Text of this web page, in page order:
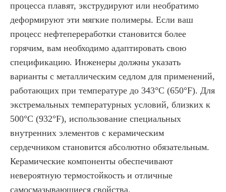
процесса плавят, экструдируют или необратимо
деформируют эти мягкие полимеры. Если ваш
процесс нефтепереработки становится более
горячим, вам необходимо адаптировать свою
спецификацию. Инженеры должны указать
варианты с металлическим седлом для применений,
работающих при температуре до 343°C (650°F). Для
экстремальных температурных условий, близких к
500°C (932°F), использование специальных
внутренних элементов с керамическим
сердечником становится абсолютно обязательным.
Керамические компоненты обеспечивают
невероятную термостойкость и отличные
самосмазывающиеся свойства.